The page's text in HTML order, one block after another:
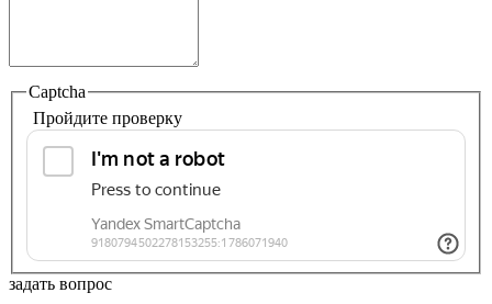
Captcha
Пройдите проверку
задать вопрос